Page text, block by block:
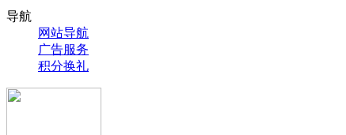
导航
网站导航
广告服务
积分换礼